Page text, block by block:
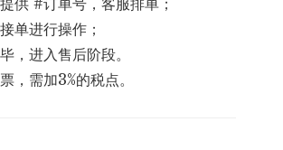
供 #订单号，客服排单；
单进行操作；
，进入售后阶段。
，需加3%的税点。